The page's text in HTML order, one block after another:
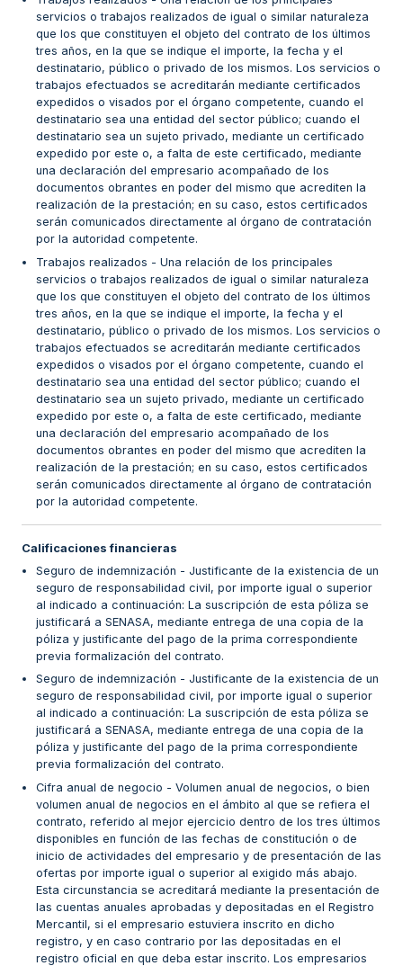
servicios o trabajos realizados de igual o similar naturaleza
que los que constituyen el objeto del contrato de los últimos
tres años, en la que se indique el importe, la fecha y el
destinatario, público o privado de los mismos. Los servicios o
trabajos efectuados se acreditarán mediante certificados
expedidos o visados por el órgano competente, cuando el
destinatario sea una entidad del sector público; cuando el
destinatario sea un sujeto privado, mediante un certificado
expedido por este o, a falta de este certificado, mediante
una declaración del empresario acompañado de los
documentos obrantes en poder del mismo que acrediten la
realización de la prestación; en su caso, estos certificados
serán comunicados directamente al órgano de contratación
por la autoridad competente.
Trabajos realizados - Una relación de los principales
servicios o trabajos realizados de igual o similar naturaleza
que los que constituyen el objeto del contrato de los últimos
tres años, en la que se indique el importe, la fecha y el
destinatario, público o privado de los mismos. Los servicios o
trabajos efectuados se acreditarán mediante certificados
expedidos o visados por el órgano competente, cuando el
destinatario sea una entidad del sector público; cuando el
destinatario sea un sujeto privado, mediante un certificado
expedido por este o, a falta de este certificado, mediante
una declaración del empresario acompañado de los
documentos obrantes en poder del mismo que acrediten la
realización de la prestación; en su caso, estos certificados
serán comunicados directamente al órgano de contratación
por la autoridad competente.
Calificaciones financieras
Seguro de indemnización - Justificante de la existencia de un
seguro de responsabilidad civil, por importe igual o superior
al indicado a continuación: La suscripción de esta póliza se
justificará a SENASA, mediante entrega de una copia de la
póliza y justificante del pago de la prima correspondiente
previa formalización del contrato.
Seguro de indemnización - Justificante de la existencia de un
seguro de responsabilidad civil, por importe igual o superior
al indicado a continuación: La suscripción de esta póliza se
justificará a SENASA, mediante entrega de una copia de la
póliza y justificante del pago de la prima correspondiente
previa formalización del contrato.
Cifra anual de negocio - Volumen anual de negocios, o bien
volumen anual de negocios en el ámbito al que se refiera el
contrato, referido al mejor ejercicio dentro de los tres últimos
disponibles en función de las fechas de constitución o de
inicio de actividades del empresario y de presentación de las
ofertas por importe igual o superior al exigido más abajo.
Esta circunstancia se acreditará mediante la presentación de
las cuentas anuales aprobadas y depositadas en el Registro
Mercantil, si el empresario estuviera inscrito en dicho
registro, y en caso contrario por las depositadas en el
registro oficial en que deba estar inscrito. Los empresarios